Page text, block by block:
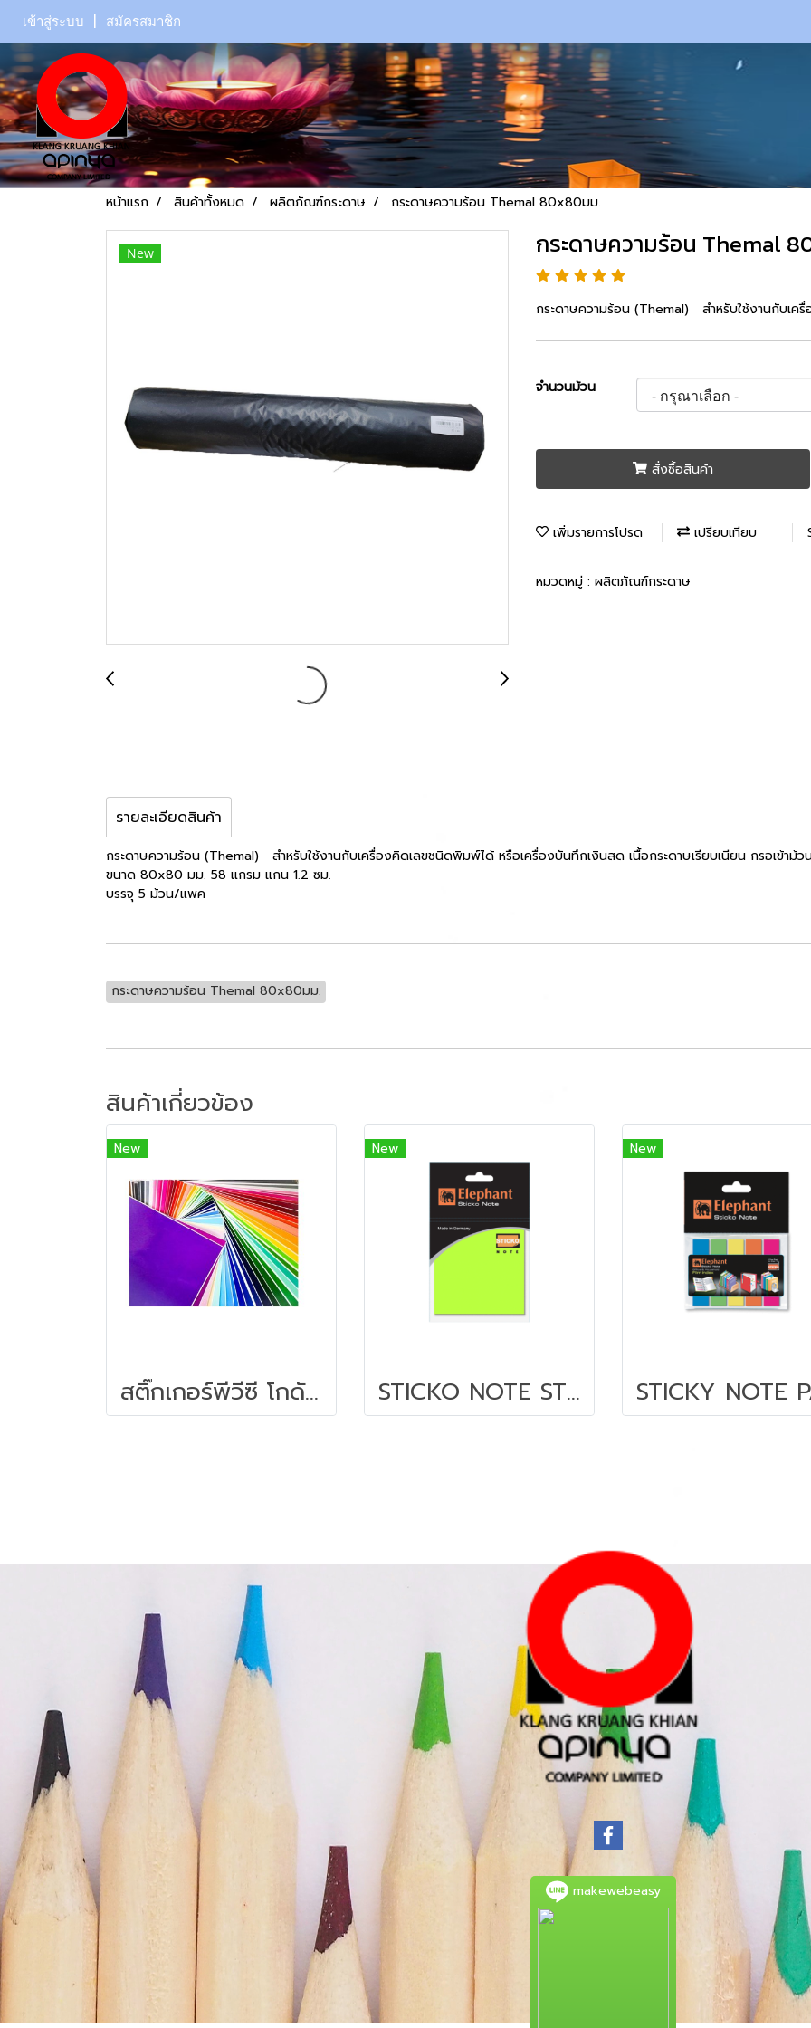
เข้าสู่ระบบ สมัครสมาชิก
หน้าแรก สินค้าทั้งหมด ผลิตภัณฑ์กระดาษ กระดาษความร้อน Themal 80x80มม.
New กระดาษความร้อน Themal
กระดาษความร้อน (Themal) สำหรับใช้งานกับเ
จำนวนม้วน
สั่งซื้อสินค้า
เพิ่มรายการโปรด เปรียบเทียบ
หมวดหมู่ : ผลิตภัณฑ์กระดาษ
รายละเอียดสินค้า
กระดาษความร้อน (Themal) สำหรับใช้งานกับเครื่องคิดเลขชนิดพิมพ์ได้ หรือเครื่องบันทึกเงินสด เนื้อกระดาษเรียบเนียน กรอเข้าม้
ขนาด 80x80 มม. 58 แกรม แกน 1.2 ซม.
บรรจุ 5 ม้วน/แพค
กระดาษความร้อน Themal 80x80มม.
สินค้าเกี่ยวข้อง
New
สติ๊กเกอร์พีวีซี โกดัก Kodak
New
STICKO NOTE STD 3X3 NEON (OPP) 40 SH
New
makewebeasy